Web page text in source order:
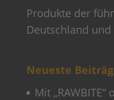
Produkte der
Deutschland
Neueste
Mit „RAWBITE“